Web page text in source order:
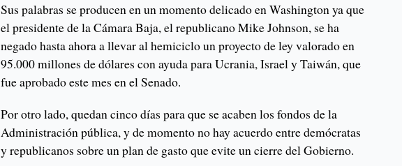
Sus palabras se producen en un momento delicado en Washington ya que
el presidente de la Cámara Baja, el republicano Mike Johnson, se ha
negado hasta ahora a llevar al hemiciclo un proyecto de ley valorado en
95.000 millones de dólares con ayuda para Ucrania, Israel y Taiwán, que
fue aprobado este mes en el Senado.
Por otro lado, quedan cinco días para que se acaben los fondos de la
Administración pública, y de momento no hay acuerdo entre demócratas
y republicanos sobre un plan de gasto que evite un cierre del Gobierno.